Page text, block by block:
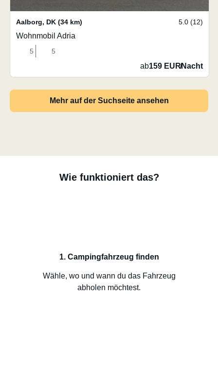
Aalborg, DK (34 km) 5.0 (12)
Wohnmobil Adria
5 5
ab159 EUR/Nacht
Mehr auf der Suchseite ansehen
Wie funktioniert das?
1. Campingfahrzeug finden
Wähle, wo und wann du das Fahrzeug
abholen möchtest.